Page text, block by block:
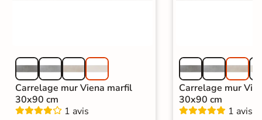
Carrelage mur Viena marfil
30x90 cm
1 avis
Carrelage mur
30x90 cm
1 avis